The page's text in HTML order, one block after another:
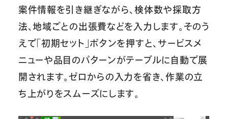
案件情報を引き継ぎながら、検体数や採取方
法、地域ごとの出張費などを入力します。そのう
えで「初期セット」ボタンを押すと、サービスメ
ニューや品目のパターンがテーブルに自動で展
開されます。ゼロからの入力を省き、作業の立
ち上がりをスムーズにします。